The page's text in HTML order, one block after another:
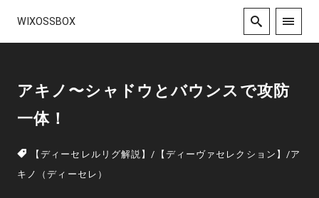
WIXOSSBOX
アキノ〜シャドウとバウンスで攻防
一体！
【ディーセレルリグ解説】/ 【ディーヴァセレクション】/ア
キノ（ディーセレ）